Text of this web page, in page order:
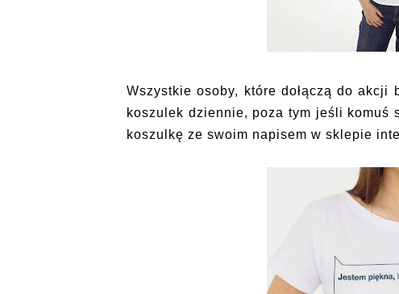
Wszystkie osoby, które dołączą do akcji
koszulek dziennie, poza tym jeśli komuś
koszulkę ze swoim napisem w sklepie